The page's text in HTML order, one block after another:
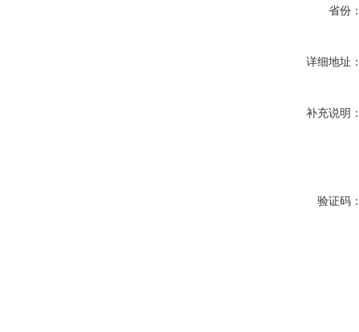
省份
详细地址
补充说明
验证码